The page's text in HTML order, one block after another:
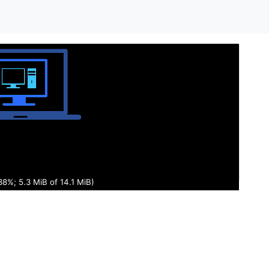
5.4 MiB of 14.1 MiB)